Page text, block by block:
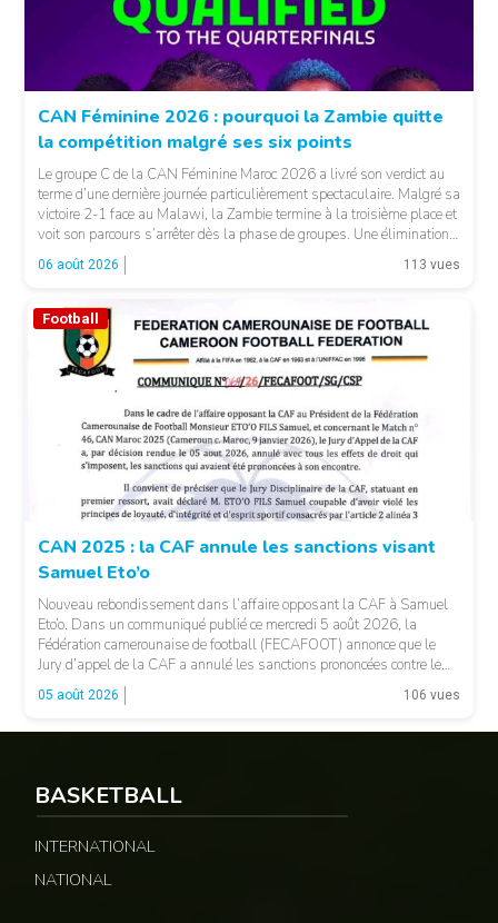
CAN Féminine 2026 : pourquoi la Zambie quitte
la compétition malgré ses six points
Le groupe C de la CAN Féminine Maroc 2026 a livré son verdict au
terme d’une dernière journée particulièrement spectaculaire. Malgré sa
victoire 2-1 face au Malawi, la Zambie termine à la troisième place et
voit son parcours s’arrêter dès la phase de groupes. Une élimination
qui peut surprendre au regard du classement général : […]
06 août 2026 113 vues
Football
CAN 2025 : la CAF annule les sanctions visant
Samuel Eto’o
Nouveau rebondissement dans l’affaire opposant la CAF à Samuel
Eto’o. Dans un communiqué publié ce mercredi 5 août 2026, la
Fédération camerounaise de football (FECAFOOT) annonce que le
Jury d’appel de la CAF a annulé les sanctions prononcées contre le
président de la fédération camerounaise. Le dossier concernait les
incidents survenus lors du match Cameroun-Maroc […]
05 août 2026 106 vues
BASKETBALL
INTERNATIONAL
NATIONAL